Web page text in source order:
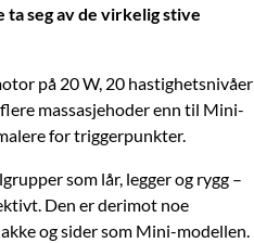
seg av de virkelig stive
på 20 W, 20 hastighetsnivåer
massasjehoder enn til Mini-
for triggerpunkter.
som lår, legger og rygg –
Den er derimot noe
og sider som Mini-modellen.